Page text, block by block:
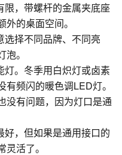
限，带螺杆的金属夹底座
的桌面空间。
择不同品牌、不同亮
。
。冬季用白炽灯或卤素
频闪的暖色调LED灯。
没有问题，因为灯口是通
，但如果是通用接口的
活了。